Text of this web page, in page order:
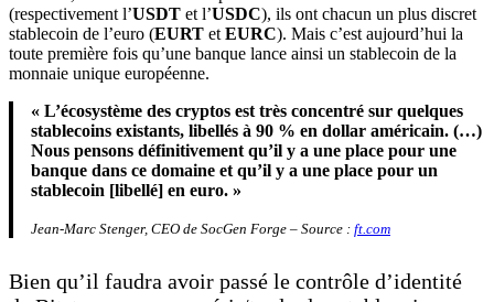
(respectivement l’USDT et l’USDC), ils ont chacun un plus discret
stablecoin de l’euro (EURT et EURC). Mais c’est aujourd’hui la
toute première fois qu’une banque lance ainsi un stablecoin de la
monnaie unique européenne.
« L’écosystème des cryptos est très concentré sur quelques
stablecoins existants, libellés à 90 % en dollar américain. (…)
Nous pensons définitivement qu’il y a une place pour une
banque dans ce domaine et qu’il y a une place pour un
stablecoin [libellé] en euro. »
Jean-Marc Stenger, CEO de SocGen Forge – Source : ft.com
Bien qu’il faudra avoir passé le contrôle d’identité